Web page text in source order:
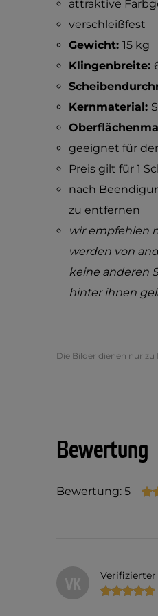
attraktive
verschleißfest
Gewicht: 15 kg
Klingenbreite:
Kernmaterial:
geeignet für
Preis gilt für 1
nach
zu entfernen
wir empfehlen
werden von
keine anderen
hinter ihnen
Die Bilder dienen nur zu
Bewertung
Bewertung: 5
VK Verifizierter